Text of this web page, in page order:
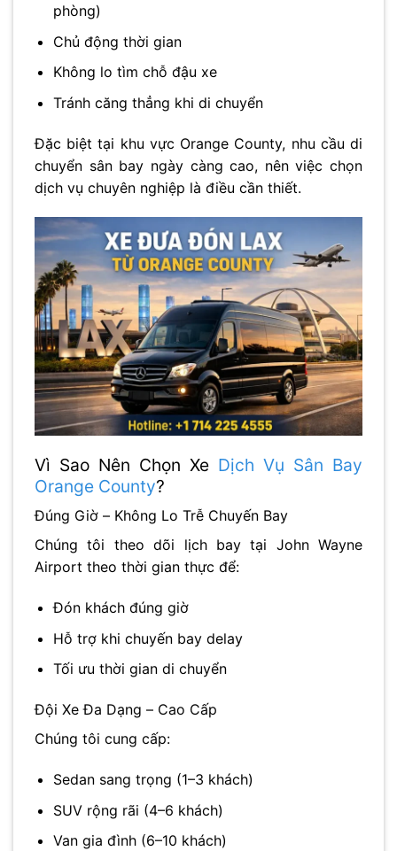
phòng)
Chủ động thời gian
Không lo tìm chỗ đậu xe
Tránh căng thẳng khi di chuyển
Đặc biệt tại khu vực Orange County, nhu cầu di
chuyển sân bay ngày càng cao, nên việc chọn
dịch vụ chuyên nghiệp là điều cần thiết.
Vì Sao Nên Chọn Xe Dịch Vụ Sân Bay
Orange County?
Đúng Giờ – Không Lo Trễ Chuyến Bay
Chúng tôi theo dõi lịch bay tại John Wayne
Airport theo thời gian thực để:
Đón khách đúng giờ
Hỗ trợ khi chuyến bay delay
Tối ưu thời gian di chuyển
Đội Xe Đa Dạng – Cao Cấp
Chúng tôi cung cấp:
Sedan sang trọng (1–3 khách)
SUV rộng rãi (4–6 khách)
Van gia đình (6–10 khách)